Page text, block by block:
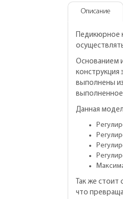
Описание
Педикюрное
Основанием
конструкция
выполнены
выполненное
Данная
Так же
что